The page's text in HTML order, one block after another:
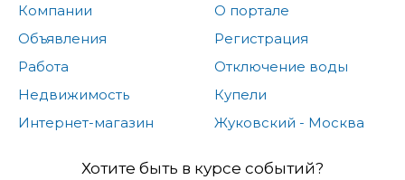
Компании
Объявления
Работа
Недвижимость
Интернет-магазин
О портале
Регистрация
Отключение воды
Купели
Жуковский - Москва
Хотите быть в курсе событий?